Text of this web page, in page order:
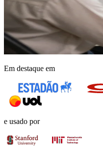
Em destaque em
e usado por